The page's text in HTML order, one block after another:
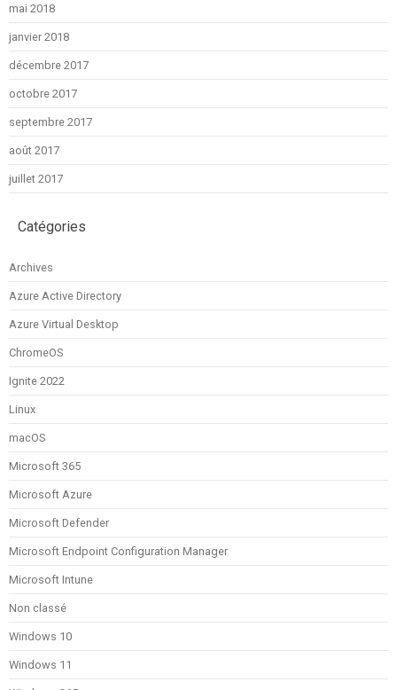
mai 2018
janvier 2018
décembre 2017
octobre 2017
septembre 2017
août 2017
juillet 2017
Catégories
Archives
Azure Active Directory
Azure Virtual Desktop
ChromeOS
Ignite 2022
Linux
macOS
Microsoft 365
Microsoft Azure
Microsoft Defender
Microsoft Endpoint Configuration Manager
Microsoft Intune
Non classé
Windows 10
Windows 11